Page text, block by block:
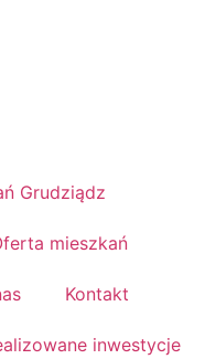
Grudziądz
mieszkań
Kontakt
inwestycje